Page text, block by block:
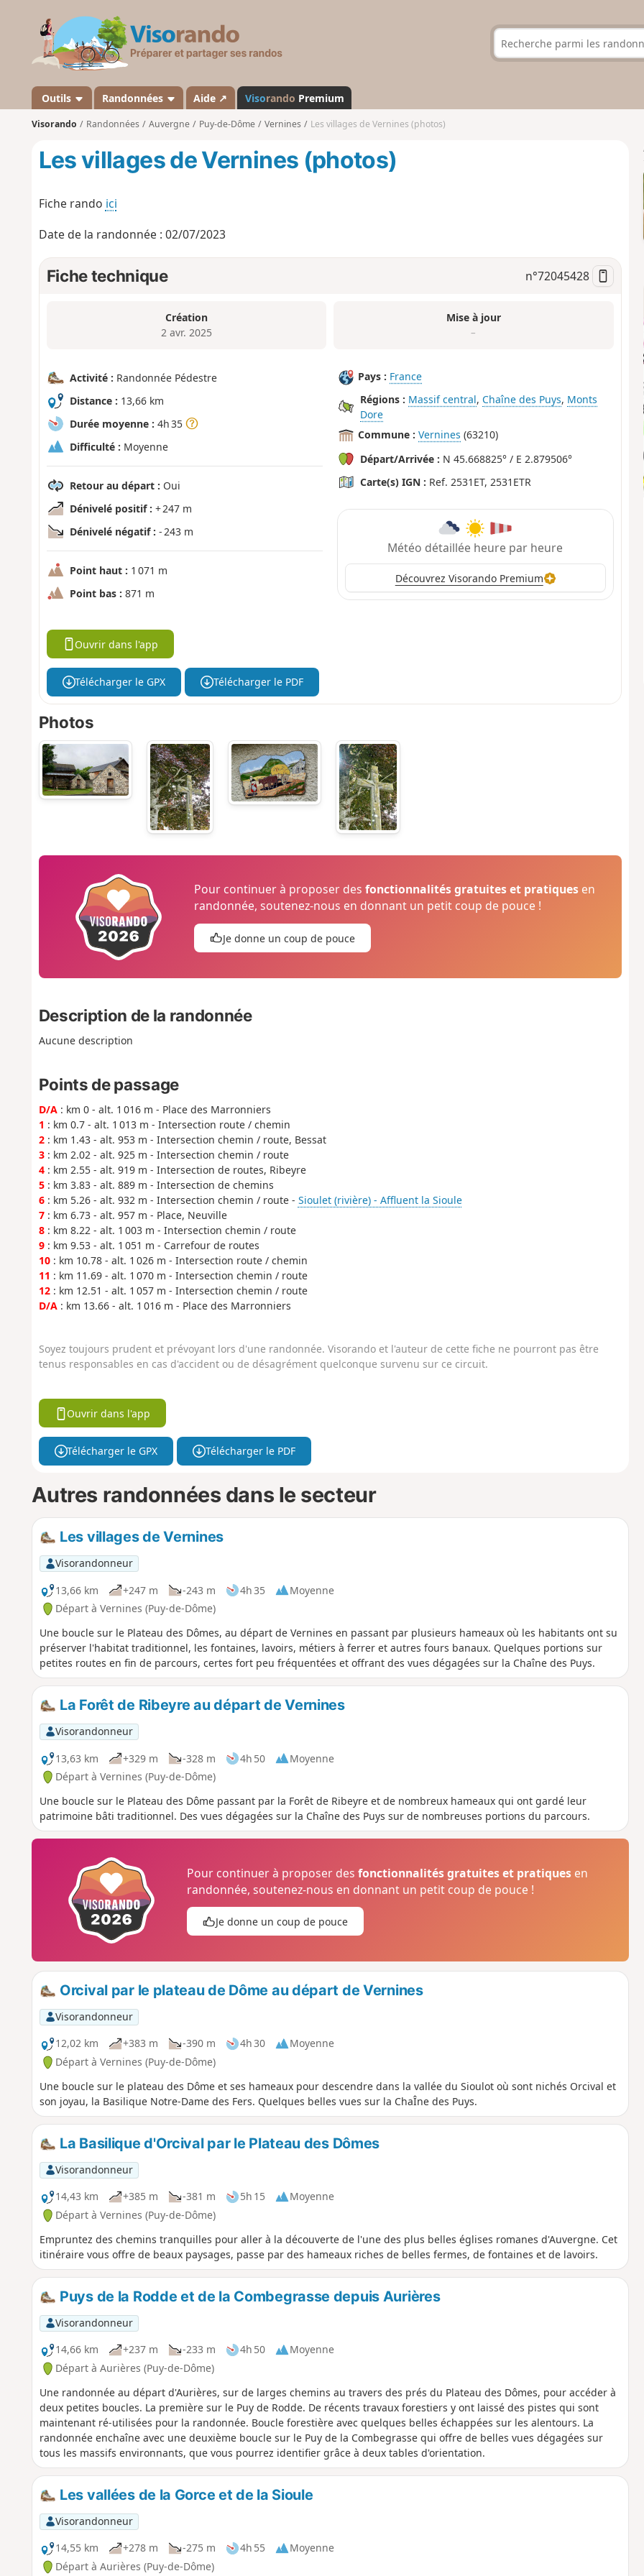
s
a
n
d
Outils Randonnées Aide ↗ Visorando Premium
Visorando Randonnées Auvergne Puy-de-Dôme Vernines Les villages de Vernines (photos)
Les villages de Vernines (photos)
Fiche rando ici
Date de la randonnée : 02/07/2023
Fiche technique n°72045428
Création
2 avr. 2025
Mise à jour
–
Activité : Randonnée Pédestre
Distance : 13,66 km
Durée moyenne : 4h 35
Difficulté : Moyenne
Retour au départ : Oui
Dénivelé positif : + 247 m
Dénivelé négatif : - 243 m
Point haut : 1 071 m
Point bas : 871 m
Pays : France
Régions : Massif central, Chaîne des Puys, Monts
Dore
Commune : Vernines (63210)
Départ/Arrivée : N 45.668825° / E 2.879506°
Carte(s) IGN : Ref. 2531ET, 2531ETR
Météo détaillée heure par heure
Découvrez Visorando Premium
Ouvrir dans l'app
Télécharger le GPX Télécharger le PDF
Photos
Pour continuer à proposer desfonctionnalités gratuites et pratiques en
randonnée, soutenez-nous en donnant un petit coup de pouce !
Je donne un coup de pouce
Description de la randonnée
Aucune description
Points de passage
D/A: km 0 - alt. 1 016 m - Place des Marronniers
1 : km 0.7 - alt. 1 013 m - Intersection route / chemin
2: km 1.43 - alt. 953 m - Intersection chemin / route, Bessat
3: km 2.02 - alt. 925 m - Intersection chemin / route
4: km 2.55 - alt. 919 m - Intersection de routes, Ribeyre
5: km 3.83 - alt. 889 m - Intersection de chemins
6: km 5.26 - alt. 932 m - Intersection chemin / route - Sioulet (rivière) - Affluent la Sioule
7: km 6.73 - alt. 957 m - Place, Neuville
8: km 8.22 - alt. 1 003 m - Intersection chemin / route
9: km 9.53 - alt. 1 051 m - Carrefour de routes
10: km 10.78 - alt. 1 026 m - Intersection route / chemin
11 : km 11.69 - alt. 1 070 m - Intersection chemin / route
12: km 12.51 - alt. 1 057 m - Intersection chemin / route
D/A: km 13.66 - alt. 1 016 m - Place des Marronniers
Soyez toujours prudent et prévoyant lors d'une randonnée. Visorando et l'auteur de cette fiche ne pourront pas être
tenus responsables en cas d'accident ou de désagrément quelconque survenu sur ce circuit.
Ouvrir dans l'app
Télécharger le GPX Télécharger le PDF
Autres randonnées dans le secteur
Les villages de Vernines
Visorandonneur
13,66 km
+247 m -243 m 4h 35
Moyenne
Départ à Vernines (Puy-de-Dôme)
Une boucle sur le Plateau des Dômes, au départ de Vernines en passant par plusieurs hameaux où les habitants ont su
préserver l'habitat traditionnel, les fontaines, lavoirs, métiers à ferrer et autres fours banaux. Quelques portions sur
petites routes en fin de parcours, certes fort peu fréquentées et offrant des vues dégagées sur la Chaîne des Puys.
La Forêt de Ribeyre au départ de Vernines
Visorandonneur
13,63 km
+329 m -328 m 4h 50
Moyenne
Départ à Vernines (Puy-de-Dôme)
Une boucle sur le Plateau des Dôme passant par la Forêt de Ribeyre et de nombreux hameaux qui ont gardé leur
patrimoine bâti traditionnel. Des vues dégagées sur la Chaîne des Puys sur de nombreuses portions du parcours.
Pour continuer à proposer desfonctionnalités gratuites et pratiques en
randonnée, soutenez-nous en donnant un petit coup de pouce !
Je donne un coup de pouce
Orcival par le plateau de Dôme au départ de Vernines
Visorandonneur
12,02 km
+383 m -390 m 4h 30
Moyenne
Départ à Vernines (Puy-de-Dôme)
Une boucle sur le plateau des Dôme et ses hameaux pour descendre dans la vallée du Sioulot où sont nichés Orcival et
son joyau, la Basilique Notre-Dame des Fers. Quelques belles vues sur la ChaÎne des Puys.
La Basilique d'Orcival par le Plateau des Dômes
Visorandonneur
14,43 km
+385 m -381 m 5h 15
Moyenne
Départ à Vernines (Puy-de-Dôme)
Empruntez des chemins tranquilles pour aller à la découverte de l'une des plus belles églises romanes d'Auvergne. Cet
itinéraire vous offre de beaux paysages, passe par des hameaux riches de belles fermes, de fontaines et de lavoirs.
Puys de la Rodde et de la Combegrasse depuis Aurières
Visorandonneur
14,66 km
+237 m -233 m 4h 50
Moyenne
Départ à Aurières (Puy-de-Dôme)
Une randonnée au départ d'Aurières, sur de larges chemins au travers des prés du Plateau des Dômes, pour accéder à
deux petites boucles. La première sur le Puy de Rodde. De récents travaux forestiers y ont laissé des pistes qui sont
maintenant ré-utilisées pour la randonnée. Boucle forestière avec quelques belles échappées sur les alentours. La
randonnée enchaîne avec une deuxième boucle sur le Puy de la Combegrasse qui offre de belles vues dégagées sur
tous les massifs environnants, que vous pourrez identifier grâce à deux tables d'orientation.
Les vallées de la Gorce et de la Sioule
Visorandonneur
14,55 km
+278 m -275 m 4h 55
Moyenne
Départ à Aurières (Puy-de-Dôme)